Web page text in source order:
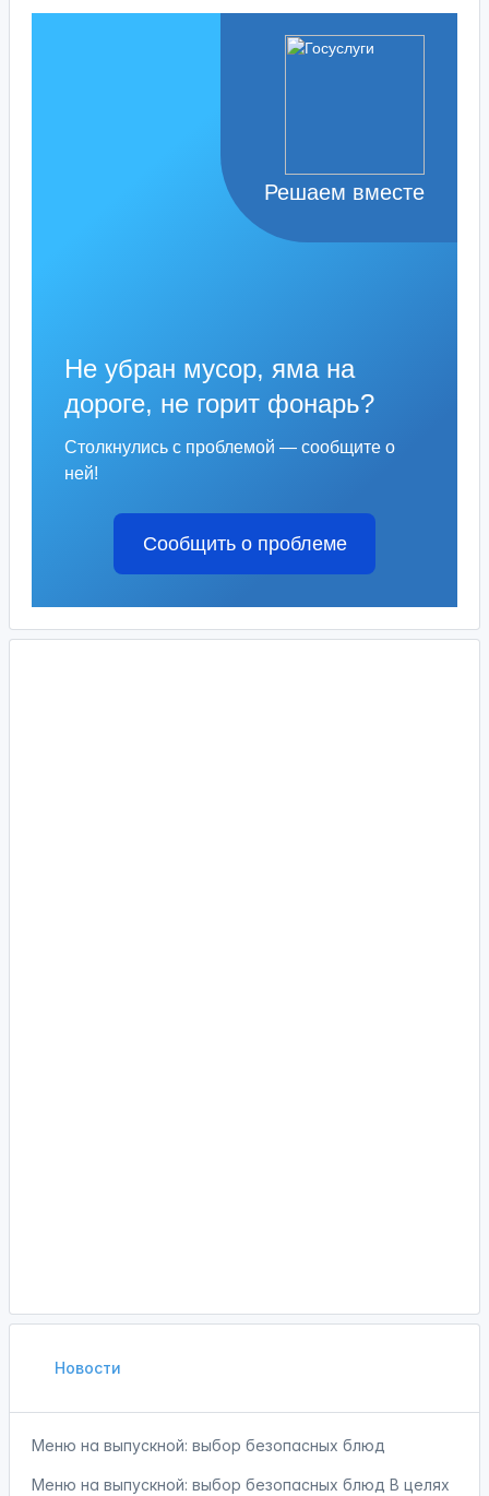
Решаем вместе
Не убран мусор, яма на
дороге, не горит фонарь?
Столкнулись с проблемой — сообщите о
ней!
Сообщить о проблеме
Новости
Меню на выпускной: выбор безопасных блюд
Меню на выпускной: выбор безопасных блюд В целях